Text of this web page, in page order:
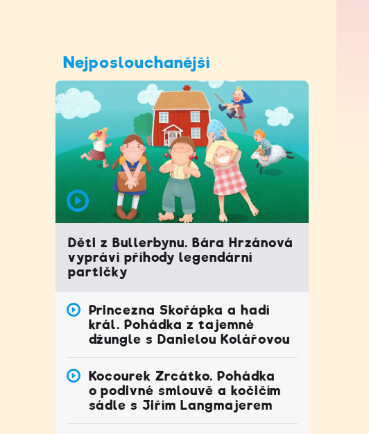
Nejposlouchanější
Děti z Bullerbynu. Bára Hrzánová
vypráví příhody legendární
partičky
Princezna Skořápka a hadí
král. Pohádka z tajemné
džungle s Danielou Kolářovou
Kocourek Zrcátko. Pohádka
o podivné smlouvě a kočičím
sádle s Jiřím Langmajerem